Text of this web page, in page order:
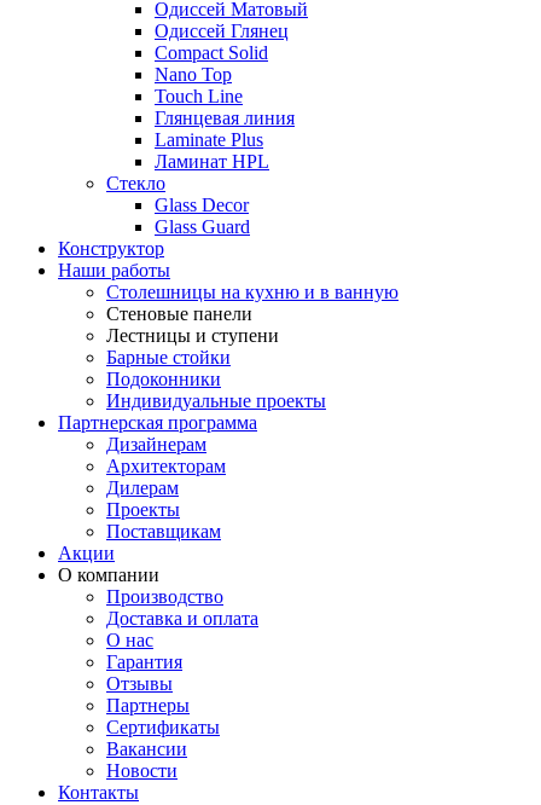
Одиссей Матовый
Одиссей Глянец
Compact Solid
Nano Top
Touch Line
Глянцевая линия
Laminate Plus
Ламинат HPL
Стекло
Glass Decor
Glass Guard
Конструктор
Наши работы
Столешницы на кухню и в ванную
Стеновые панели
Лестницы и ступени
Барные стойки
Подоконники
Индивидуальные проекты
Партнерская программа
Дизайнерам
Архитекторам
Дилерам
Проекты
Поставщикам
Акции
О компании
Производство
Доставка и оплата
О нас
Гарантия
Отзывы
Партнеры
Сертификаты
Вакансии
Новости
Контакты